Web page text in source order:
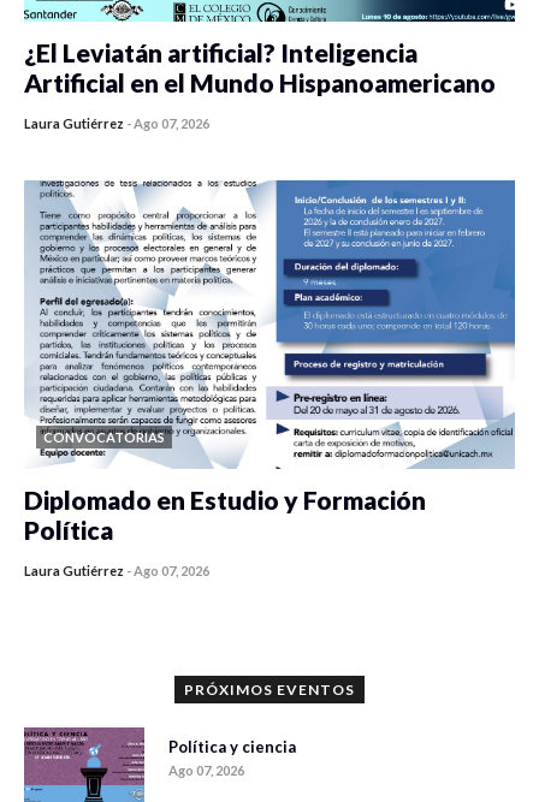
¿El Leviatán artificial? Inteligencia
Artificial en el Mundo Hispanoamericano
Laura Gutiérrez -Ago 07, 2026
CONVOCATORIAS
Diplomado en Estudio y Formación
Política
Laura Gutiérrez -Ago 07, 2026
PRÓXIMOS EVENTOS
Política y ciencia
Ago 07, 2026